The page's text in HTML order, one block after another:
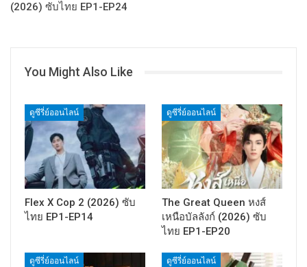
(2026) ซับไทย EP1-EP24
You Might Also Like
ดูซีรี่ย์ออนไลน์
Flex X Cop 2 (2026) ซับ
ไทย EP1-EP14
ดูซีรี่ย์ออนไลน์
The Great Queen หงส์
เหนือบัลลังก์ (2026) ซับ
ไทย EP1-EP20
ดูซีรี่ย์ออนไลน์ ดูซีรี่ย์ออนไลน์